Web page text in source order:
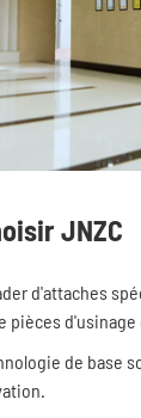
JNZC
d'attaches
pièces
de base